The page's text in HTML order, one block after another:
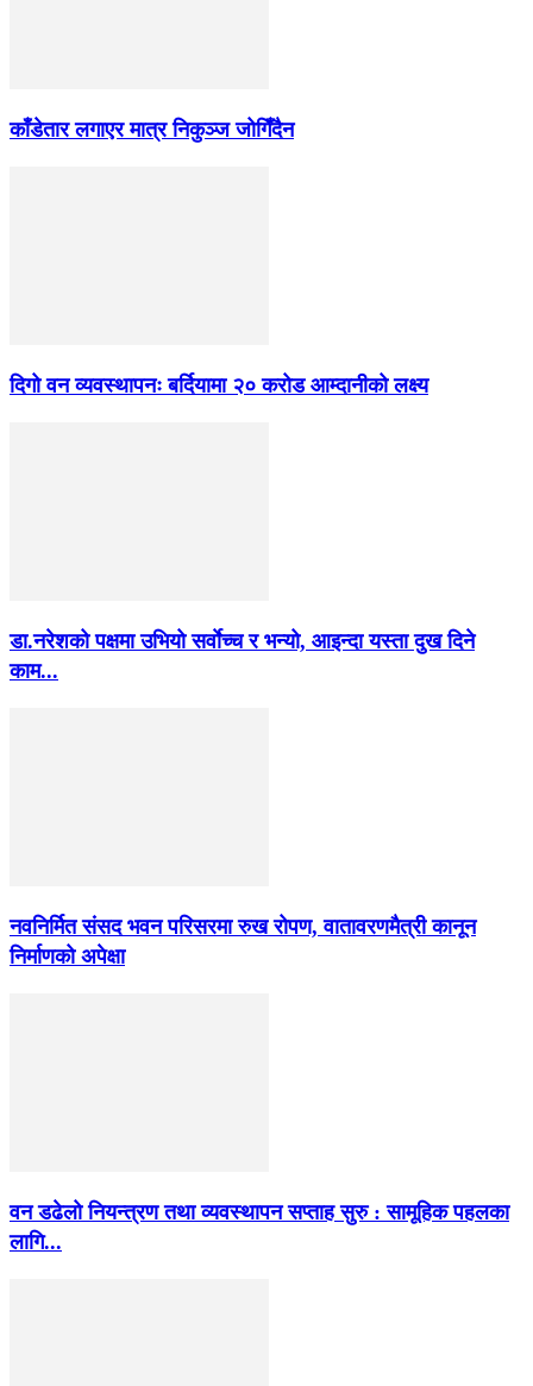
काँडेतार लगाएर मात्र निकुञ्ज जोगिँदैन
दिगो वन व्यवस्थापनः बर्दियामा २० करोड आम्दानीको लक्ष्य
डा.नरेशको पक्षमा उभियो सर्वाेच्च र भन्यो, आइन्दा यस्ता दुख दिने
काम...
नवनिर्मित संसद भवन परिसरमा रुख रोपण, वातावरणमैत्री कानून
निर्माणको अपेक्षा
वन डढेलो नियन्त्रण तथा व्यवस्थापन सप्ताह सुरु : सामूहिक पहलका
लागि...